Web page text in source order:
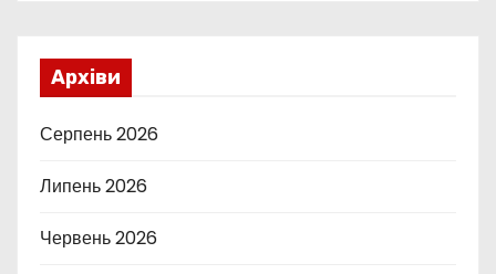
Архіви
Серпень 2026
Липень 2026
Червень 2026